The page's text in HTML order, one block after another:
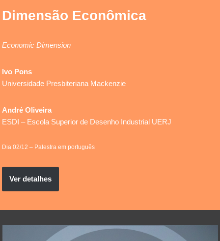
Dimensão Econômica
Economic Dimension
Ivo Pons
Universidade Presbiteriana Mackenzie
André Oliveira
ESDI – Escola Superior de Desenho Industrial UERJ
Dia 02/12 – Palestra em português
Ver detalhes